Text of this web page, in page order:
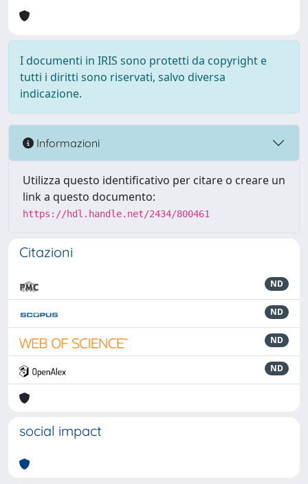
I documenti in IRIS sono protetti da copyright e
tutti i diritti sono riservati, salvo diversa
indicazione.
Informazioni
Utilizza questo identificativo per citare o creare un
link a questo documento:
https://hdl.handle.net/2434/800461
Citazioni
ND
ND
ND
ND
social impact